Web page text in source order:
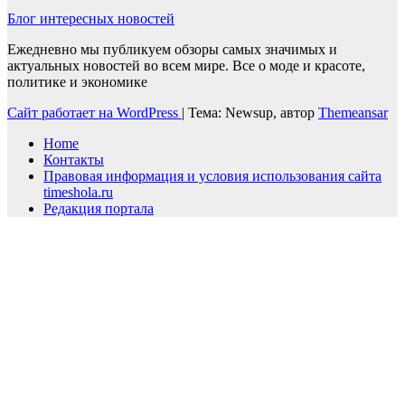
Блог интересных новостей
Ежедневно мы публикуем обзоры самых значимых и
актуальных новостей во всем мире. Все о моде и красоте,
политике и экономике
Сайт работает на WordPress
Тема: Newsup, автор Themeansar
Home
Контакты
Правовая информация и условия использования сайта
timeshola.ru
Редакция портала